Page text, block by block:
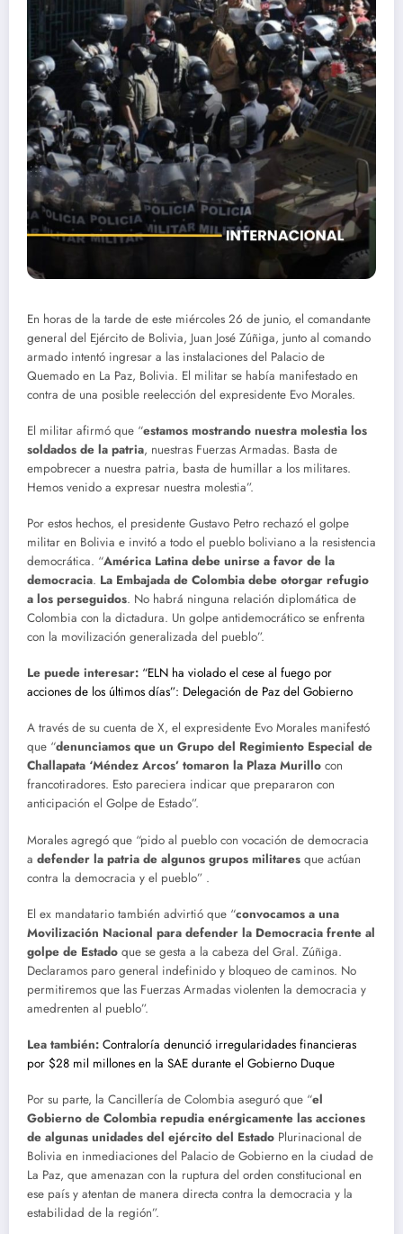
En horas de la tarde de este miércoles 26 de junio, el comandante
general del Ejército de Bolivia, Juan José Zúñiga, junto al comando
armado intentó ingresar a las instalaciones del Palacio de
Quemado en La Paz, Bolivia. El militar se había manifestado en
contra de una posible reelección del expresidente Evo Morales.
El militar afirmó que “estamos mostrando nuestra molestia los
soldados de la patria, nuestras Fuerzas Armadas. Basta de
empobrecer a nuestra patria, basta de humillar a los militares.
Hemos venido a expresar nuestra molestia”.
Por estos hechos, el presidente Gustavo Petro rechazó el golpe
militar en Bolivia e invitó a todo el pueblo boliviano a la resistencia
democrática. “América Latina debe unirse a favor de la
democracia. La Embajada de Colombia debe otorgar refugio
a los perseguidos. No habrá ninguna relación diplomática de
Colombia con la dictadura. Un golpe antidemocrático se enfrenta
con la movilización generalizada del pueblo”.
Le puede interesar: “ELN ha violado el cese al fuego por
acciones de los últimos días”: Delegación de Paz del Gobierno
A través de su cuenta de X, el expresidente Evo Morales manifestó
que “denunciamos que un Grupo del Regimiento Especial de
Challapata ‘Méndez Arcos’ tomaron la Plaza Murillo con
francotiradores. Esto pareciera indicar que prepararon con
anticipación el Golpe de Estado”.
Morales agregó que “pido al pueblo con vocación de democracia
a defender la patria de algunos grupos militares que actúan
contra la democracia y el pueblo” .
El ex mandatario también advirtió que “convocamos a una
Movilización Nacional para defender la Democracia frente al
golpe de Estado que se gesta a la cabeza del Gral. Zúñiga.
Declaramos paro general indefinido y bloqueo de caminos. No
permitiremos que las Fuerzas Armadas violenten la democracia y
amedrenten al pueblo”.
Lea también: Contraloría denunció irregularidades financieras
por $28 mil millones en la SAE durante el Gobierno Duque
Por su parte, la Cancillería de Colombia aseguró que “el
Gobierno de Colombia repudia enérgicamente las acciones
de algunas unidades del ejército del Estado Plurinacional de
Bolivia en inmediaciones del Palacio de Gobierno en la ciudad de
La Paz, que amenazan con la ruptura del orden constitucional en
ese país y atentan de manera directa contra la democracia y la
estabilidad de la región”.